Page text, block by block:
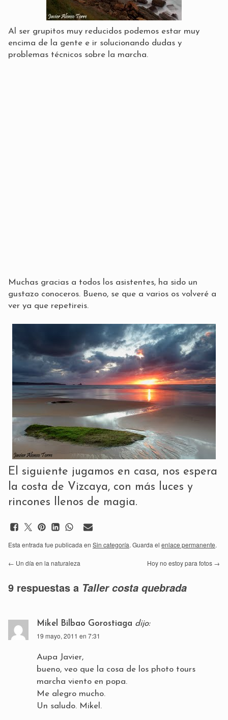
Al ser grupitos muy reducidos podemos estar muy
encima de la gente e ir solucionando dudas y
problemas técnicos sobre la marcha.
Muchas gracias a todos los asistentes, ha sido un
gustazo conoceros. Bueno, se que a varios os volveré a
ver ya que repetireis.
El siguiente jugamos en casa, nos espera
la costa de Vizcaya, con más luces y
rincones llenos de magia.
Esta entrada fue publicada en Sin categoría. Guarda el enlace permanente.
← Un día en la naturaleza Hoy no estoy para fotos →
9 respuestas a Taller costa quebrada
Mikel Bilbao Gorostiaga dijo:
19 mayo, 2011 en 7:31
Aupa Javier,
bueno, veo que la cosa de los photo tours
marcha viento en popa.
Me alegro mucho.
Un saludo. Mikel.